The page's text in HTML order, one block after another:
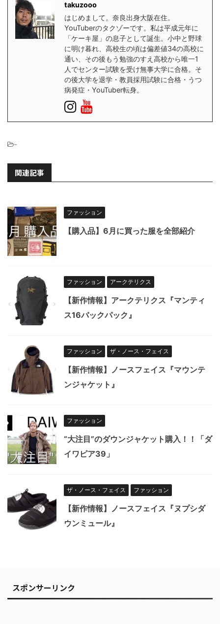
takuzooo
はじめまして。奈良出身大阪在住。
YouTuberのタクゾーです。私は平成元年に
「ケーキ屋」の息子として誕生。小中と野球
に明け暮れ、高校生の頃は偏差値34の高校に
通い、その後もう勉強のすえ高校から唯一1
人でセンター試験を受け無事大学に合格。そ
の後大学を退学・教員採用試験に合格・うつ
病発症・YouTuber転身。
-
関連記事
ファッション
【購入品】6月に買った服を全部紹介
ファッション アークテリクス
【新作情報】アークテリクス『マンティ
ス16バックパック』
ファッション ザ・ノース・フェイス
【新作情報】ノースフェイス『マウンテ
ンジャケット』
ファッション
“大注目”のダウンジャケット購入！！「ダ
イワピア39」
ザ・ノース・フェイス ファッション
【新作情報】ノースフェイス『ヌプシダ
ウンミュール』
スポンサーリンク